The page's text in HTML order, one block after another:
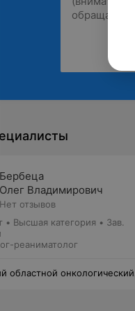
Бербеца
Олег Владимирович
Нет отзывов
• Высшая категория • Зав.
реаниматолог
областной онкологический